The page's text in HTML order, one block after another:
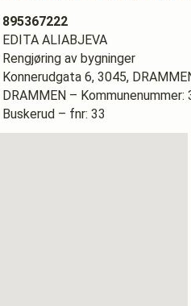
895367222
EDITA ALIABJEVA
Rengjøring av bygninger
Konnerudgata 6, 3045,
DRAMMEN – Kommunenummer:
Buskerud – fnr: 33